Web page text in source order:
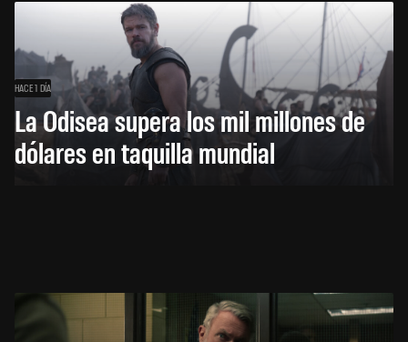
HACE 1 DÍA
La Odisea supera los mil millones de
dólares en taquilla mundial